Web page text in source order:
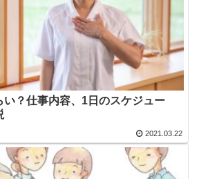
い？仕事内容、1日のスケジュー
2021.03.22